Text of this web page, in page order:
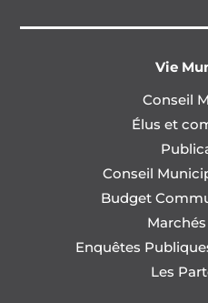
Vie
Conseil
Élus et
Conseil
Budget
Enquêtes
Les